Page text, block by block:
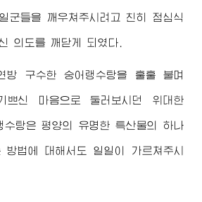
군들을 깨우쳐주시려고 친히 점심식
의도를 깨닫게 되였다.
방 구수한 숭어랭수탕을 훌훌 불며
쁘신 마음으로 둘러보시던 위대한
수탕은 평양의 유명한 특산물의 하나
법에 대해서도 일일이 가르쳐주시